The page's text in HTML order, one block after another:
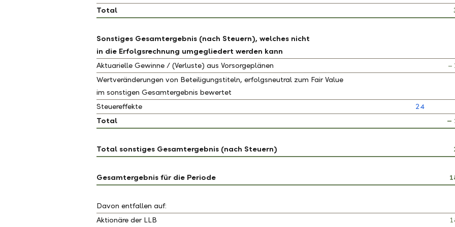
Total
Sonstiges Gesamtergebnis (nach Steuern), welches nicht
in die Erfolgsrechnung umgegliedert werden kann
Aktuarielle Gewinne / (Verluste) aus Vorsorgeplänen
–
Wertveränderungen von Beteiligungstiteln, erfolgsneutral zum Fair Value
im sonstigen Gesamtergebnis bewertet
Steuereffekte
24
Total
–
Total sonstiges Gesamtergebnis (nach Steuern)
Gesamtergebnis für die Periode
Davon entfallen auf:
Aktionäre der LLB